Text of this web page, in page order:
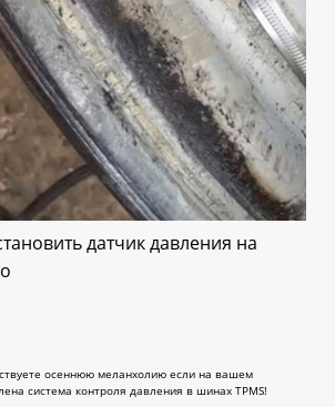
датчик давления на